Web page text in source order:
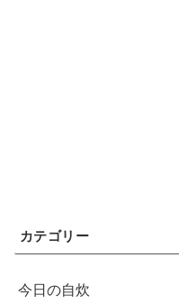
カテゴリー
今日の自炊